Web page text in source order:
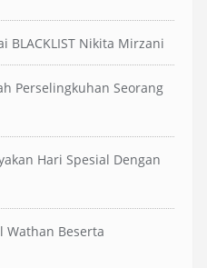
BLACKLIST Nikita Mirzani
Perselingkuhan Seorang
Hari Spesial Dengan
Wathan Beserta